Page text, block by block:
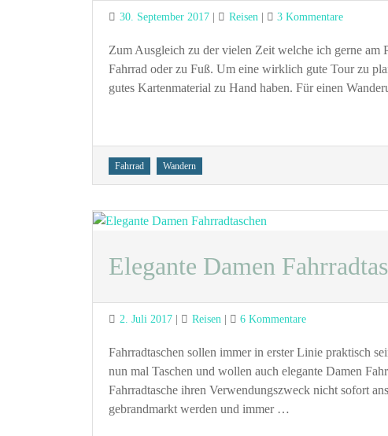
Posted
30. September 2017 Categories
Reisen 3 Kommentarezu
Planung
mit
Komoot
Radfahren
Zum Ausgleich zu der vielen Zeit welche ich gerne am
Fahrrad oder zu Fuß. Um eine wirklich gute Tour zu
gutes Kartenmaterial zu Hand haben. Für einen
Tags
Fahrrad Wandern
Elegante Damen
Posted
2. Juli 2017 Categories
Reisen 6 Kommentarezu
Damen
Fahrradtaschen
Fahrradtaschen sollen immer in erster Linie praktisch
nun mal Taschen und wollen auch elegante Damen
Fahrradtasche ihren Verwendungszweck nicht sofort
gebrandmarkt werden und immer …